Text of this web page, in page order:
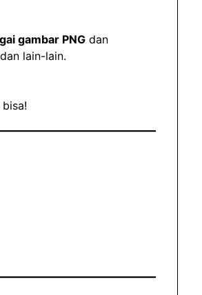
gambar PNG dan
lain-lain.